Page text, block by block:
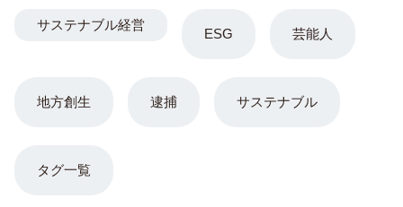
ESG 芸能人
地方創生 逮捕 サステナブル
サステナブル経営
タグ一覧